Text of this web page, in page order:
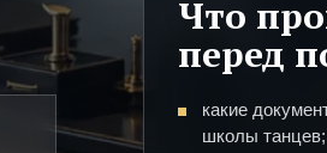
Что
перед
какие
школы танцев;